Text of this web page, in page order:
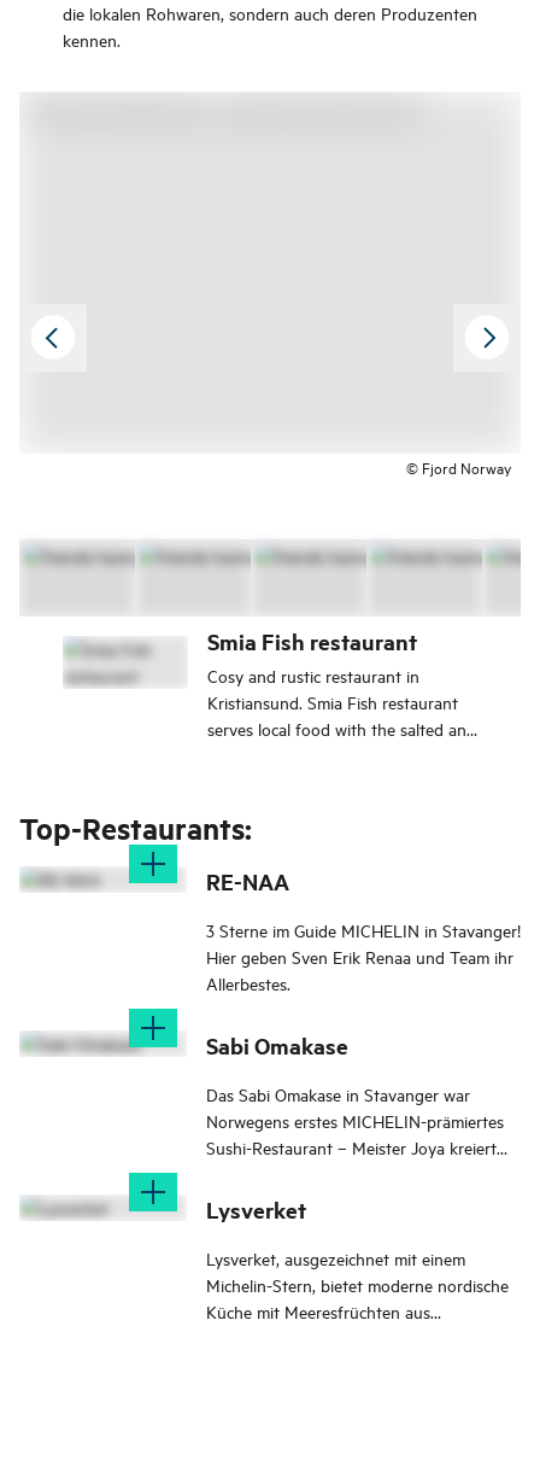
die lokalen Rohwaren, sondern auch deren Produzenten
kennen.
© Fjord Norway
Smia Fish restaurant
Cosy and rustic restaurant in
Kristiansund. Smia Fish restaurant
serves local food with the salted and
Top-Restaurants:
RE-NAA
3 Sterne im Guide MICHELIN in Stavanger!
Hier geben Sven Erik Renaa und Team ihr
Allerbestes.
Sabi Omakase
Das Sabi Omakase in Stavanger war
Norwegens erstes MICHELIN-prämiertes
Sushi-Restaurant – Meister Joya kreiert
Lysverket
Lysverket, ausgezeichnet mit einem
Michelin-Stern, bietet moderne nordische
Küche mit Meeresfrüchten aus